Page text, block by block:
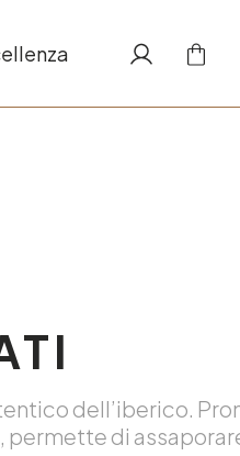
dell’iberico.
di